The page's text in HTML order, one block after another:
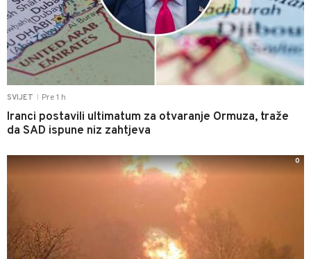
SVIJET Pre 1 h
Iranci postavili ultimatum za otvaranje Ormuza, traže
da SAD ispune niz zahtjeva
0